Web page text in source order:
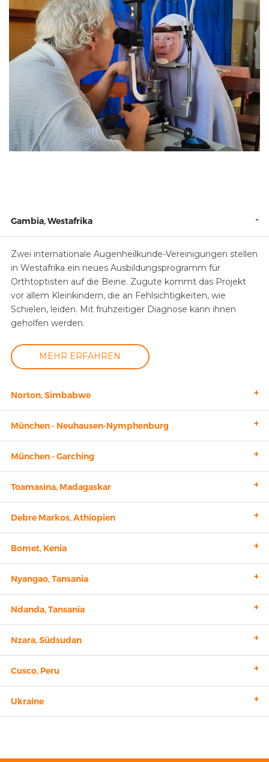
Gambia, Westafrika -
Zwei internationale Augenheilkunde-Vereinigungen stellen
in Westafrika ein neues Ausbildungsprogramm für
Orthtoptisten auf die Beine. Zugute kommt das Projekt
vor allem Kleinkindern, die an Fehlsichtigkeiten, wie
Schielen, leiden. Mit frühzeitiger Diagnose kann ihnen
geholfen werden.
MEHR ERFAHREN
Norton, Simbabwe +
München - Neuhausen-Nymphenburg +
München - Garching +
Toamasina, Madagaskar +
Debre Markos, Athiopien +
Bomet, Kenia +
Nyangao, Tansania +
Ndanda, Tansania +
Nzara, Südsudan +
Cusco, Peru +
Ukraine +